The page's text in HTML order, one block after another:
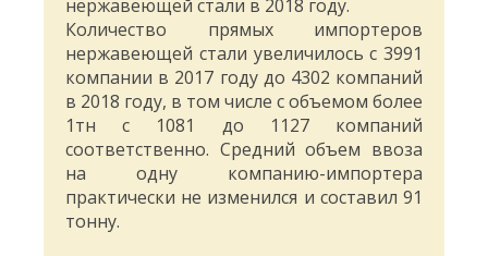
нержавеющей стали в 2018 году.
Количество прямых импортеров
нержавеющей стали увеличилось с 3991
компании в 2017 году до 4302 компаний
в 2018 году, в том числе с объемом более
1тн с 1081 до 1127 компаний
соответственно. Средний объем ввоза
на одну компанию-импортера
практически не изменился и составил 91
тонну.